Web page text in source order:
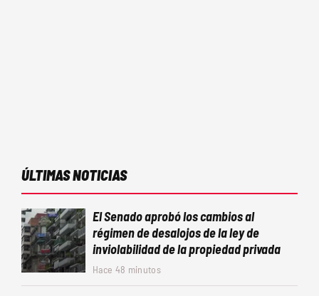
ÚLTIMAS NOTICIAS
El Senado aprobó los cambios al
régimen de desalojos de la ley de
inviolabilidad de la propiedad privada
Hace 48 minutos